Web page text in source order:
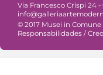
Via Francesco Crispi 24 -
© 2017 Musei in Comune
Responsabilidades /